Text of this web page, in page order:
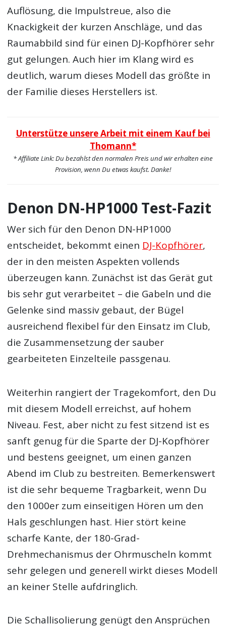
Auflösung, die Impulstreue, also die
Knackigkeit der kurzen Anschläge, und das
Raumabbild sind für einen DJ-Kopfhörer sehr
gut gelungen. Auch hier im Klang wird es
deutlich, warum dieses Modell das größte in
der Familie dieses Herstellers ist.
Unterstütze unsere Arbeit mit einem Kauf bei
Thomann*
* Affiliate Link: Du bezahlst den normalen Preis und wir erhalten eine
Provision, wenn Du etwas kaufst. Danke!
Denon DN-HP1000 Test-Fazit
Wer sich für den Denon DN-HP1000
entscheidet, bekommt einen DJ-Kopfhörer,
der in den meisten Aspekten vollends
überzeugen kann. Zunächst ist das Gerät gut
bis sehr gut verarbeitet – die Gabeln und die
Gelenke sind massiv gebaut, der Bügel
ausreichend flexibel für den Einsatz im Club,
die Zusammensetzung der sauber
gearbeiteten Einzelteile passgenau.
Weiterhin rangiert der Tragekomfort, den Du
mit diesem Modell erreichst, auf hohem
Niveau. Fest, aber nicht zu fest sitzend ist es
sanft genug für die Sparte der DJ-Kopfhörer
und bestens geeignet, um einen ganzen
Abend im Club zu bestreiten. Bemerkenswert
ist die sehr bequeme Tragbarkeit, wenn Du
den 1000er zum einseitigen Hören um den
Hals geschlungen hast. Hier stört keine
scharfe Kante, der 180-Grad-
Drehmechanismus der Ohrmuscheln kommt
sehr gelegen und generell wirkt dieses Modell
an keiner Stelle aufdringlich.
Die Schallisolierung genügt den Ansprüchen